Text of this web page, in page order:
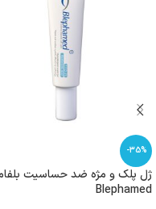
-35%
ژل پلک و مژه ضد حساسیت
Blephamed